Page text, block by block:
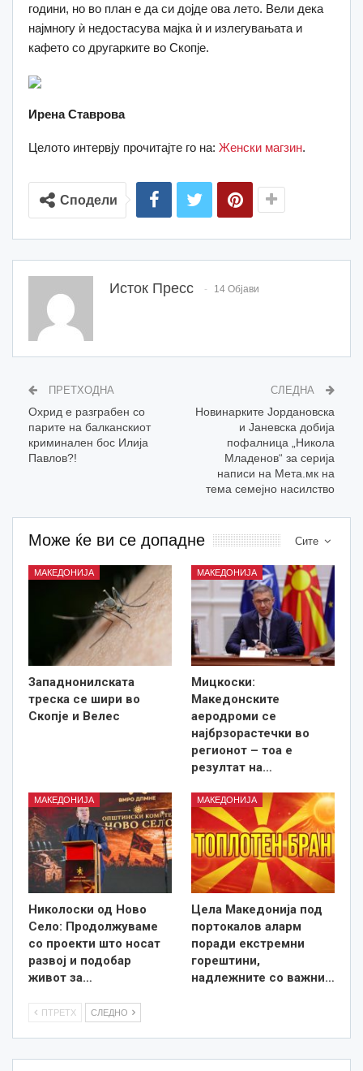
години, но во план е да си дојде ова лето. Вели дека
најмногу ѝ недостасува мајка ѝ и излегувањата и
кафето со другарките во Скопје.
Ирена Ставрова
Целото интервју прочитајте го на: Женски магзин.
Сподели
Исток Пресс 14 Објави
ПРЕТХОДНА
Oхрид е разграбен со
парите на балканскиот
криминален бос Илија
Павлов?!
СЛЕДНА
Новинарките Јордановска
и Јаневска добија
пофалница „Никола
Младенов“ за серија
написи на Мета.мк на
тема семејно насилство
Сите
Може ќе ви се допадне
МАКЕДОНИЈА
Западнонилската
треска се шири во
Скопје и Велес
МАКЕДОНИЈА
Мицкоски:
Македонските
аеродроми се
најбрзорастечки во
регионот – тоа е
резултат на…
МАКЕДОНИЈА
Николоски од Ново
Село: Продолжуваме
со проекти што носат
развој и подобар
живот за…
МАКЕДОНИЈА
Цела Македонија под
портокалов аларм
поради екстремни
горештини,
надлежните со важни…
ПТРЕТХ СЛЕДНО